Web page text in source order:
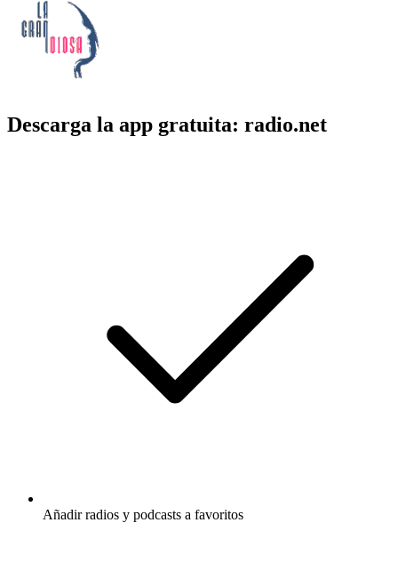
Descarga la app gratuita: radio.net
Añadir radios y podcasts a favoritos